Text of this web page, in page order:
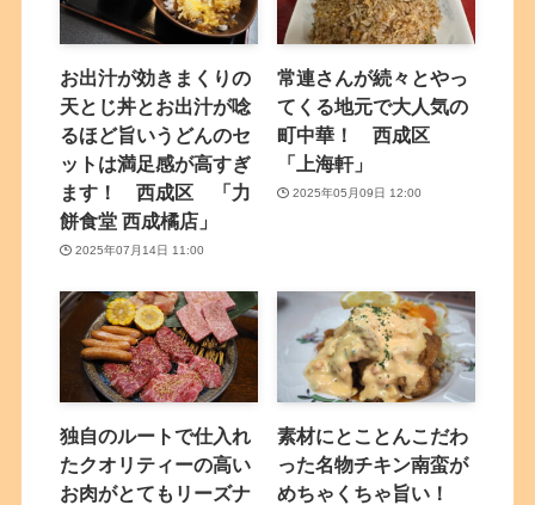
お出汁が効きまくりの
天とじ丼とお出汁が唸
るほど旨いうどんのセ
ットは満足感が高すぎ
ます！ 西成区 「力
餅食堂 西成橘店」
2025年07月14日 11:00
常連さんが続々とやっ
てくる地元で大人気の
町中華！ 西成区
「上海軒」
2025年05月09日 12:00
独自のルートで仕入れ
たクオリティーの高い
お肉がとてもリーズナ
素材にとことんこだわ
った名物チキン南蛮が
めちゃくちゃ旨い！